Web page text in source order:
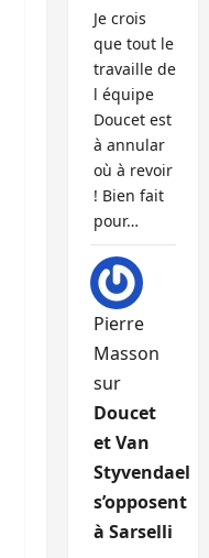
Je crois
que tout le
travaille de
l équipe
Doucet est
à annular
où à revoir
! Bien fait
pour…
Pierre
Masson
sur
Doucet
et Van
Styvendael
s’opposent
à Sarselli